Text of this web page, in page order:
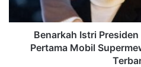
Benarkah Istri
Pertama Mobil